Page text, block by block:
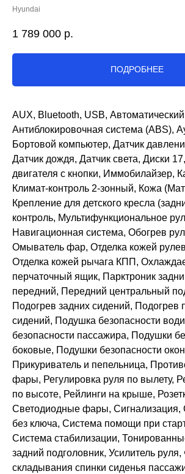
Hyundai
1 789 000 р.
ПОДРОБНЕЕ
AUX, Bluetooth, USB,
Антиблокировочная система (ABS),
Бортовой компьютер, Датчик
Датчик дождя, Датчик света, Диски
двигателя с кнопки, Иммобилайзер,
Климат-контроль 2-зонный, Кожа
Крепление для детского кресла
контроль, Мультифункциональное
Навигационная система, Обогрев
Омыватель фар, Отделка кожей
Отделка кожей рычага КПП,
перчаточный ящик, Парктроник
передний, Передний центральный
Подогрев задних сидений, Подогрев
сидений, Подушка безопасности
безопасности пассажира, Подушки
боковые, Подушки безопасности
Прикуриватель и пепельница,
фары, Регулировка руля по вылету,
по высоте, Рейлинги на крыше,
Светодиодные фары, Сигнализация,
без ключа, Система помощи при
Система стабилизации,
задний подголовник, Усилитель руля,
складывания спинки сиденья